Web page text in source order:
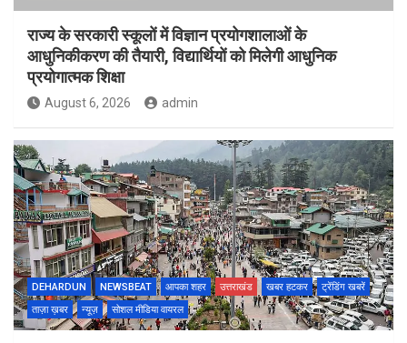
राज्य के सरकारी स्कूलों में विज्ञान प्रयोगशालाओं के
आधुनिकीकरण की तैयारी, विद्यार्थियों को मिलेगी आधुनिक
प्रयोगात्मक शिक्षा
August 6, 2026 admin
DEHARDUN NEWSBEAT आपका शहर उत्तराखंड खबर हटकर
ट्रेंडिंग खबरें
ताज़ा ख़बर
न्यूज़ सोशल मीडिया वायरल